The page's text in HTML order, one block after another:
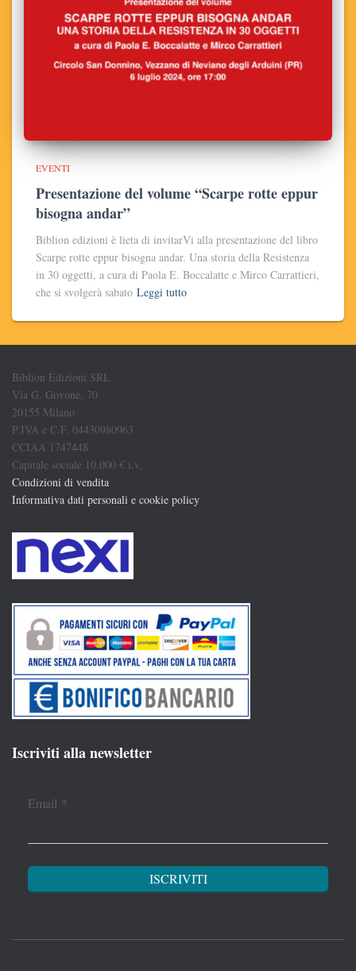
EVENTI
Presentazione del volume “Scarpe rotte eppur
bisogna andar”
Biblion edizioni è lieta di invitarVi alla presentazione del libro
Scarpe rotte eppur bisogna andar. Una storia della Resistenza
in 30 oggetti, a cura di Paola E. Boccalatte e Mirco Carrattieri,
che si svolgerà sabato Leggi tutto
Biblion Edizioni SRL
Via G. Govone, 70
20155 Milano
P.IVA e C.F. 04430980963
CCIAA 1747448
Capitale sociale 10.000 € i.v.
Condizioni di vendita
Informativa dati personali e cookie policy
Iscriviti alla newsletter
Email *